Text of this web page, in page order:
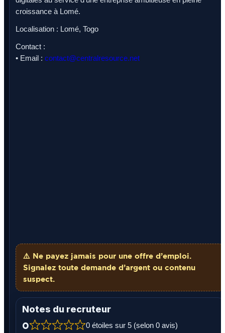
croissance à Lomé.
Localisation : Lomé, Togo
Contact :
• Email : contact@centralresource.net
⚠️ Ne payez jamais pour une offre d’emploi.
Signalez toute demande d’argent ou contenu
suspect.
Notes du recruteur
0 0 étoiles sur 5 (selon 0 avis)